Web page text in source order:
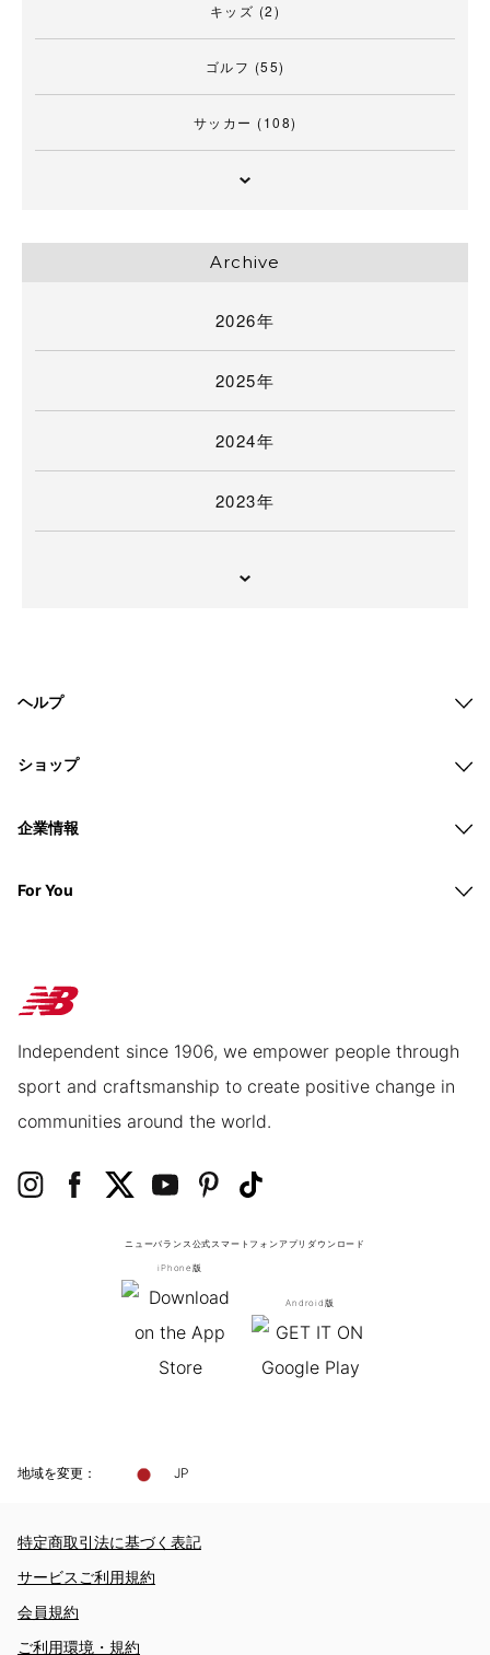
キッズ (2)
ゴルフ (55)
サッカー (108)
Archive
2026年
2025年
2024年
2023年
ヘルプ
ショップ
企業情報
For You
Independent since 1906, we empower people through
sport and craftsmanship to create positive change in
communities around the world.
ニューバランス公式スマートフォンアプリ ダウンロード
iPhone版
Android版
地域を変更： JP
特定商取引法に基づく表記
サービスご利用規約
会員規約
ご利用環境・規約